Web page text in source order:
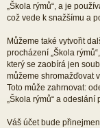
„Škola rýmů“, a je
což vede k snažšímu a
Můžeme také vytvořit
procházení „Škola
který se zaobírá jen
můžeme shromažďovat
Toto může zahrnovat:
„Škola rýmů“ a
Váš účet bude